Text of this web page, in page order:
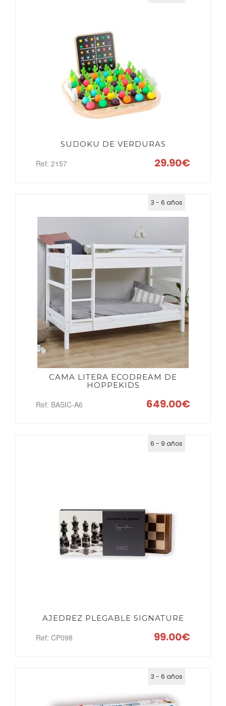
SUDOKU DE VERDURAS
Ref: 2157 29.90€
3 - 6 años
CAMA LITERA ECODREAM DE
HOPPEKIDS
Ref: BASIC-A6 649.00€
6 - 9 años
AJEDREZ PLEGABLE SIGNATURE
Ref: CP098 99.00€
3 - 6 años